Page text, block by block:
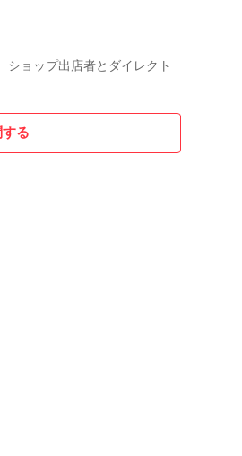
ショップ出店者とダイレクト
る